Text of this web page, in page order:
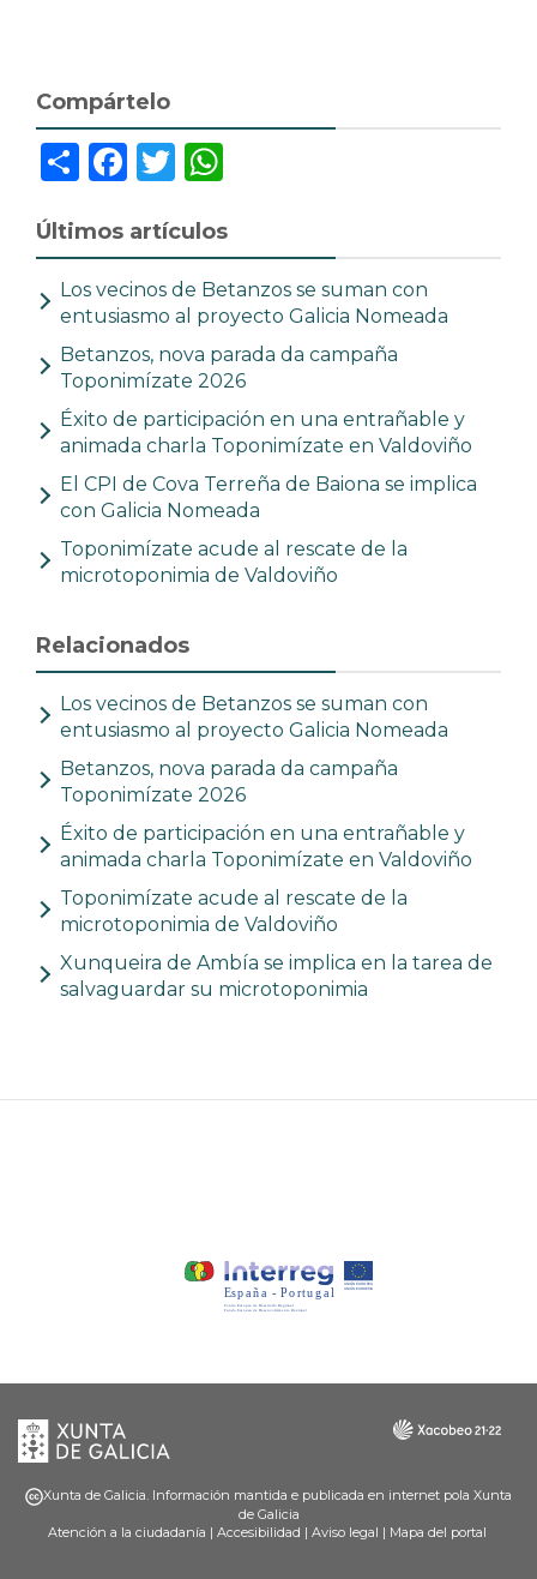
Compártelo
Últimos artículos
Los vecinos de Betanzos se suman con
entusiasmo al proyecto Galicia Nomeada
Betanzos, nova parada da campaña
Toponimízate 2026
Éxito de participación en una entrañable y
animada charla Toponimízate en Valdoviño
El CPI de Cova Terreña de Baiona se implica
con Galicia Nomeada
Toponimízate acude al rescate de la
microtoponimia de Valdoviño
Relacionados
Los vecinos de Betanzos se suman con
entusiasmo al proyecto Galicia Nomeada
Betanzos, nova parada da campaña
Toponimízate 2026
Éxito de participación en una entrañable y
animada charla Toponimízate en Valdoviño
Toponimízate acude al rescate de la
microtoponimia de Valdoviño
Xunqueira de Ambía se implica en la tarea de
salvaguardar su microtoponimia
Xunta
de
Galicia
Galicia
Xunta de Galicia. Información mantida e publicada en internet pola Xunta
de Galicia
Atención a la ciudadanía | Accesibilidad | Aviso legal | Mapa del portal